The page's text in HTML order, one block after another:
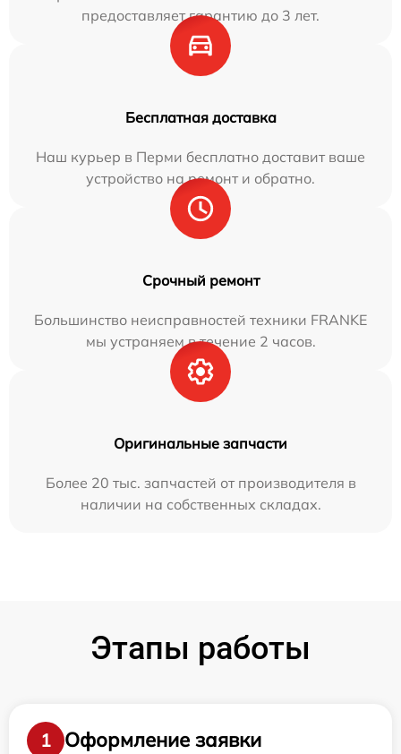
предоставляет гарантию до 3 лет.
Бесплатная доставка
Наш курьер в Перми бесплатно доставит ваше
устройство на ремонт и обратно.
Срочный ремонт
Большинство неисправностей техники FRANKE
мы устраняем в течение 2 часов.
Оригинальные запчасти
Более 20 тыс. запчастей от производителя в
наличии на собственных складах.
Этапы работы
1
Оформление заявки